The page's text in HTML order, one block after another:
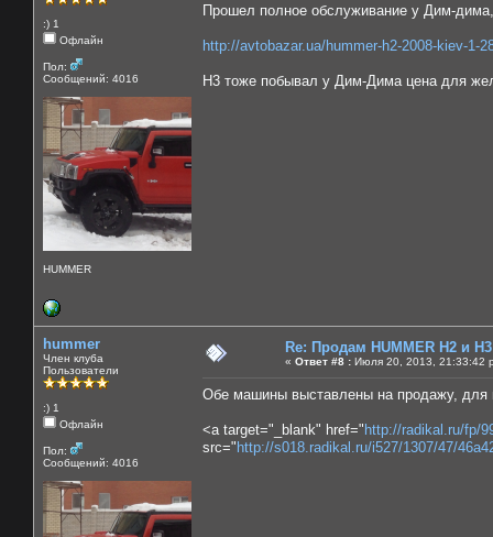
:) 1
Офлайн
Пол:
Сообщений: 4016
HUMMER
Прошел полное обслуживание у Дим-
http://avtobazar.ua/hummer-h2-2008-kiev-1-
H3 тоже побывал у Дим-Дима цена для
hummer
Член клуба
Пользователи
:) 1
Офлайн
Пол:
Сообщений: 4016
Re: Продам HUMMER H2 и H3
« Ответ #8 : Июля 20, 2013, 21:33:42
Обе машины выставлены на продажу, для
<a target="_blank" href="http://radikal.ru/fp/
src="http://s018.radikal.ru/i527/1307/47/